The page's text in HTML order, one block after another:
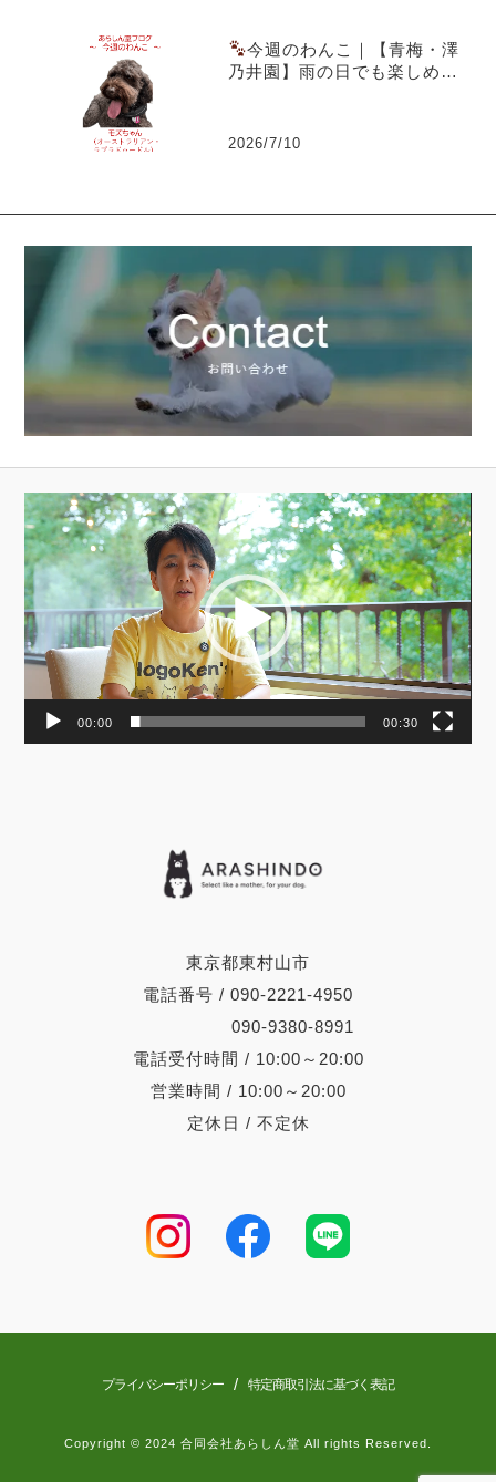
今週のわんこ｜【青梅・澤
乃井園】雨の日でも楽しめる
2026/7/10
東京都東村山市
電話番号 / 090-2221-4950
090-9380-8991
電話受付時間 / 10:00～20:00
営業時間 / 10:00～20:00
定休日 / 不定休
動
画
プ
レ
ー
ヤ
ー
00:00 00:30
プライバシーポリシー / 特定商取引法に基づく表記
Copyright © 2024 合同会社あらしん堂 All rights Reserved.